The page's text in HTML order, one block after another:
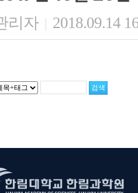
리자 | 2018.09.14